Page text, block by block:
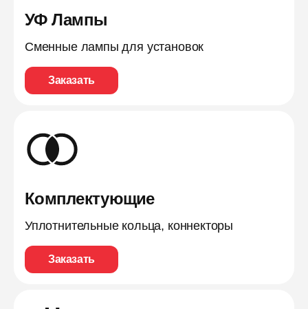
УФ Лампы
Сменные лампы для установок
Заказать
Комплектующие
Уплотнительные кольца, коннекторы
Заказать